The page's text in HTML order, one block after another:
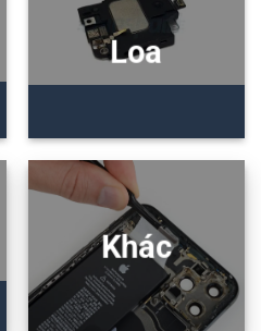
Loa
Khác